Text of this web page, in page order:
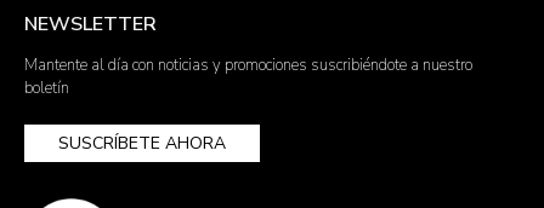
NEWSLETTER
Mantente al día con noticias y promociones suscribiéndote a nuestro
boletín
SUSCRÍBETE AHORA